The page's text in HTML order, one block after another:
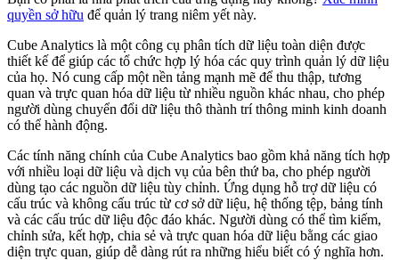
quyền sở hữu để quản lý trang niêm yết này.
Cube Analytics là một công cụ phân tích dữ liệu toàn diện được
thiết kế để giúp các tổ chức hợp lý hóa các quy trình quản lý dữ liệu
của họ. Nó cung cấp một nền tảng mạnh mẽ để thu thập, tương
quan và trực quan hóa dữ liệu từ nhiều nguồn khác nhau, cho phép
người dùng chuyển đổi dữ liệu thô thành trí thông minh kinh doanh
có thể hành động.
Các tính năng chính của Cube Analytics bao gồm khả năng tích hợp
với nhiều loại dữ liệu và dịch vụ của bên thứ ba, cho phép người
dùng tạo các nguồn dữ liệu tùy chỉnh. Ứng dụng hỗ trợ dữ liệu có
cấu trúc và không cấu trúc từ cơ sở dữ liệu, hệ thống tệp, bảng tính
và các cấu trúc dữ liệu độc đáo khác. Người dùng có thể tìm kiếm,
chỉnh sửa, kết hợp, chia sẻ và trực quan hóa dữ liệu bằng các giao
diện trực quan, giúp dễ dàng rút ra những hiểu biết có ý nghĩa hơn.